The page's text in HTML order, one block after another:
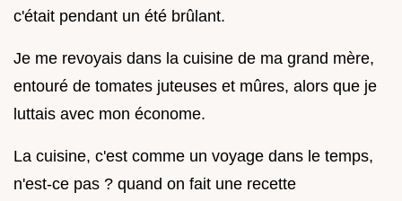
c'était pendant un été brûlant.
Je me revoyais dans la cuisine de ma grand mère,
entouré de tomates juteuses et mûres, alors que je
luttais avec mon économe.
La cuisine, c'est comme un voyage dans le temps,
n'est-ce pas ? quand on fait une recette